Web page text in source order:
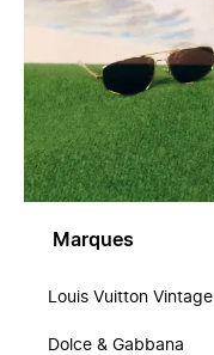
Marques
Louis Vuitton Vintage
Dolce & Gabbana